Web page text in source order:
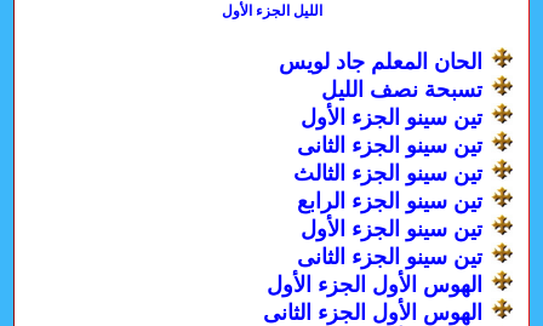
الليل الجزء الأول
الحان المعلم جاد لويس
تسبحة نصف الليل
تين سينو الجزء الأول
تين سينو الجزء الثانى
تين سينو الجزء الثالث
تين سينو الجزء الرابع
تين سينو الجزء الأول
تين سينو الجزء الثانى
الهوس الأول الجزء الأول
الهوس الأول الجزء الثانى